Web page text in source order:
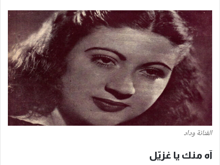
الفنانة وداد
آه منك يا غزيّل